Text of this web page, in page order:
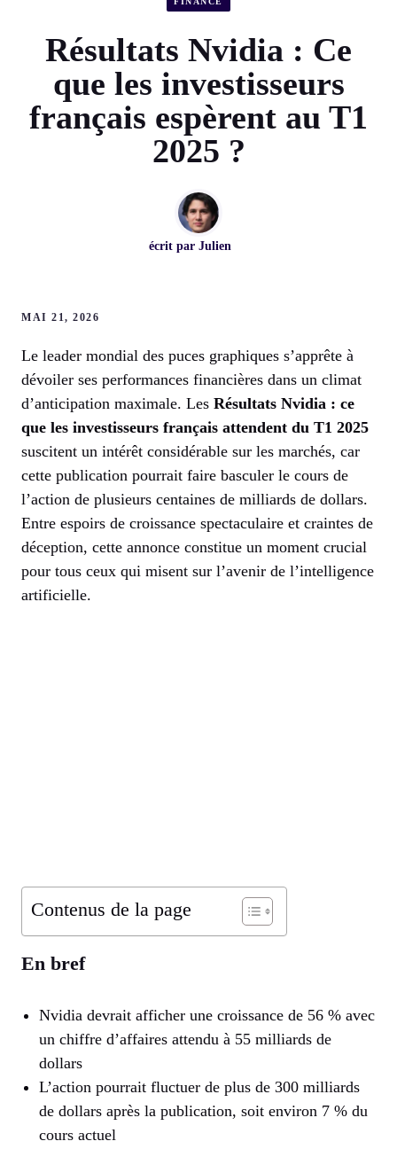
Résultats Nvidia : Ce
que les investisseurs
français espèrent au T1
2025 ?
écrit par Julien
MAI 21, 2026
Le leader mondial des puces graphiques s’apprête à
dévoiler ses performances financières dans un climat
d’anticipation maximale. Les Résultats Nvidia : ce
que les investisseurs français attendent du T1 2025
suscitent un intérêt considérable sur les marchés, car
cette publication pourrait faire basculer le cours de
l’action de plusieurs centaines de milliards de dollars.
Entre espoirs de croissance spectaculaire et craintes de
déception, cette annonce constitue un moment crucial
pour tous ceux qui misent sur l’avenir de l’intelligence
artificielle.
Contenus de la page
En bref
Nvidia devrait afficher une croissance de 56 % avec
un chiffre d’affaires attendu à 55 milliards de
dollars
L’action pourrait fluctuer de plus de 300 milliards
de dollars après la publication, soit environ 7 % du
cours actuel